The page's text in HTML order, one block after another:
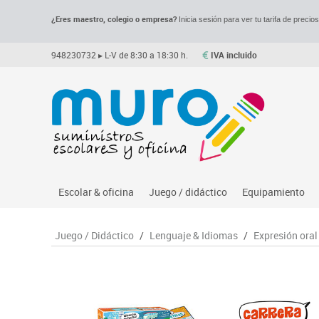
¿Eres maestro, colegio o empresa?Inicia sesión para ver tu tarifa de precios.
948230732 ▸ L-V de 8:30 a 18:30 h. IVA incluido
Escolar & oficina
Archivo
Higiene
Juego / didáctico
Asociación y atención
Espacios multisensoriales
Equipamiento
Despachos y
Muebles
Percheros,
Juego / Didáctico / Lenguaje & Idiomas / Expresión